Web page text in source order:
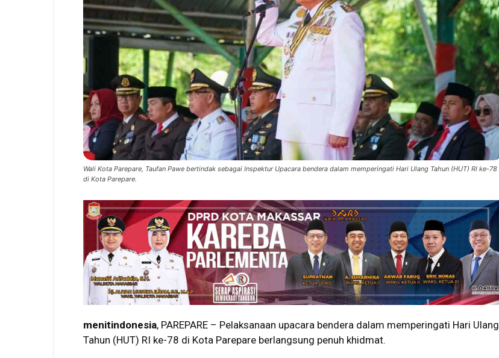
Wali Kota Parepare, Taufan Pawe bertindak sebagai Inspektur Upacara bendera dalam memperingati Hari Ulang Tahun (HUT) RI ke-78
di Kota Parepare.
menitindonesia, PAREPARE – Pelaksanaan upacara bendera dalam memperingati Hari Ulang
Tahun (HUT) RI ke-78 di Kota Parepare berlangsung penuh khidmat.